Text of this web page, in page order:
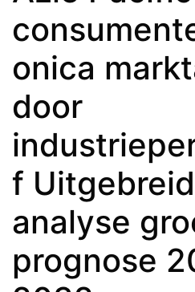
onica
door
f
analyse
prognose